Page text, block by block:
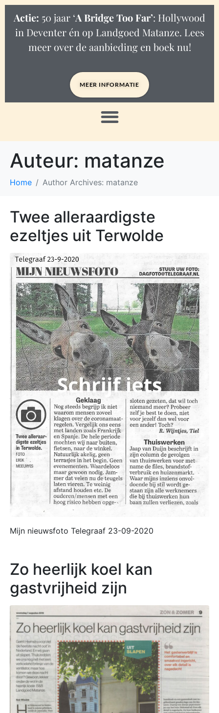
Actie: 50 jaar ‘A Bridge Too Far’: Hollywood
in Deventer én op Landgoed Matanze. Lees
meer over de aanbieding en boek nu!
MEER INFORMATIE
Auteur: matanze
Home Author Archives: matanze
Twee alleraardigste
ezeltjes uit Terwolde
Mijn nieuwsfoto Telegraaf 23-09-2020
Zo heerlijk koel kan
gastvrijheid zijn